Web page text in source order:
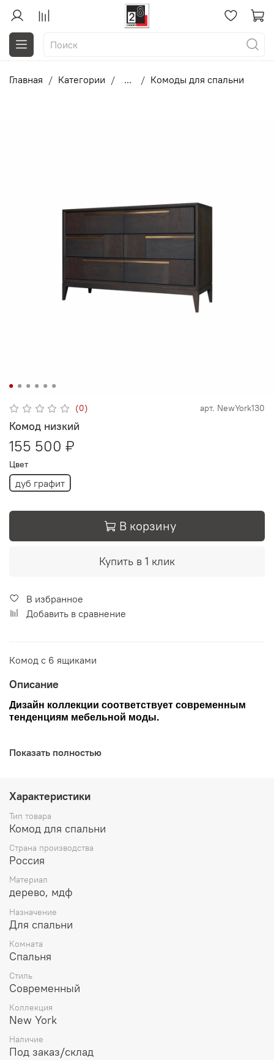
Главная Категории ... Комоды для спальни
(0) арт. NewYork130
Комод низкий
155 500 ₽
Цвет
дуб графит
В корзину
Купить в 1 клик
В избранное
Добавить в сравнение
Комод с 6 ящиками
Описание
Дизайн коллекции соответствует современным
тенденциям мебельной моды.
Все элементы выполнены из массива и
Петли на фасадах и направляющие на выдвижных
ящиках с доводчиками.
Показать полностью
Характеристики
Тип товара
Комод для спальни
Страна производства
Россия
Материал
дерево, мдф
Назначение
Для спальни
Комната
Спальня
Стиль
Современный
Коллекция
New York
Наличие
Под заказ/склад